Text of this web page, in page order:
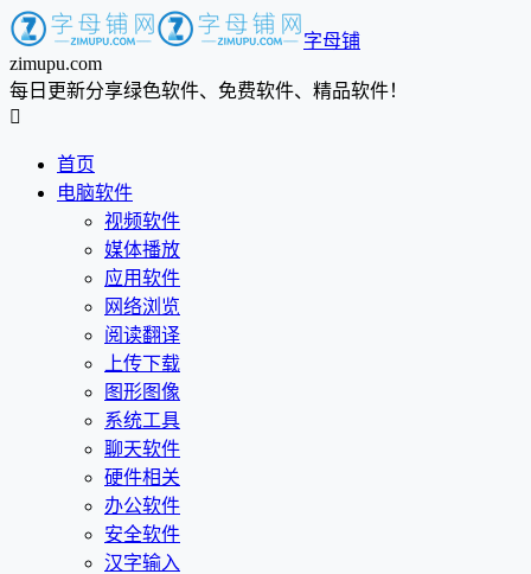
字母铺
zimupu.com
每日更新分享绿色软件、免费软件、精品软件！

首页
电脑软件
视频软件
媒体播放
应用软件
网络浏览
阅读翻译
上传下载
图形图像
系统工具
聊天软件
硬件相关
办公软件
安全软件
汉字输入